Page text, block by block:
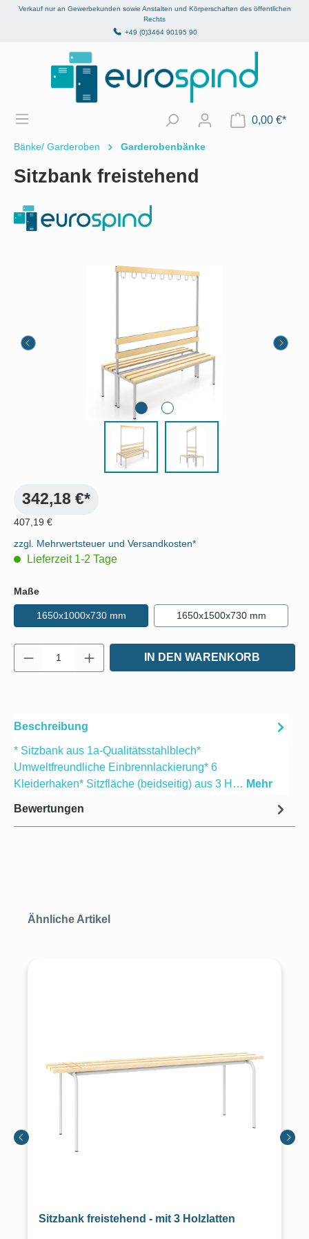
springen
Verkauf nur an Gewerbekunden sowie Anstalten und Körperschaften des öffentlichen
Rechts
+49 (0)3464 90195 90
0,00 €*
Bänke/ Garderoben Garderobenbänke
Sitzbank freistehend
Bildergalerie überspringen
342,18 €*
407,19 €
zzgl. Mehrwertsteuer und Versandkosten*
Lieferzeit 1-2 Tage
Maßeauswählen
1650x1000x730 mm 1650x1500x730 mm
Produkt Anzahl: Gib den gewünschten
IN DEN WARENKORB
Beschreibung
* Sitzbank aus 1a-Qualitätsstahlblech*
Umweltfreundliche Einbrennlackierung* 6
Kleiderhaken* Sitzfläche (beidseitig) aus 3 H… Mehr
Bewertungen
Produktgalerie überspringen
Ähnliche Artikel
Sitzbank freistehend - mit 3 Holzlatten